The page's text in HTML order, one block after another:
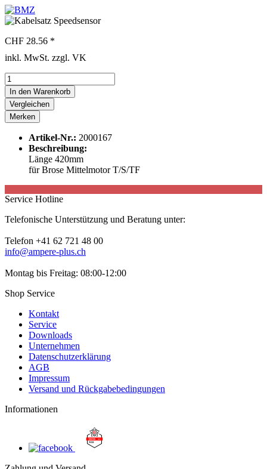
CHF 28.56 *
inkl. MwSt. zzgl. VK
In den Warenkorb
Vergleichen
Merken
Artikel-Nr.: 2000167
Beschreibung:
Länge 420mm
für Brose Mittelmotor T/S/TF
Service Hotline
Telefonische Unterstützung und Beratung unter:
Telefon +41 62 721 48 00
info@ampere-plus.ch
Montag bis Freitag: 08:00-12:00
Shop Service
Kontakt
Service
Downloads
Unternehmen
Datenschutzerklärung
AGB
Impressum
Versand und Rückgabebedingungen
Informationen